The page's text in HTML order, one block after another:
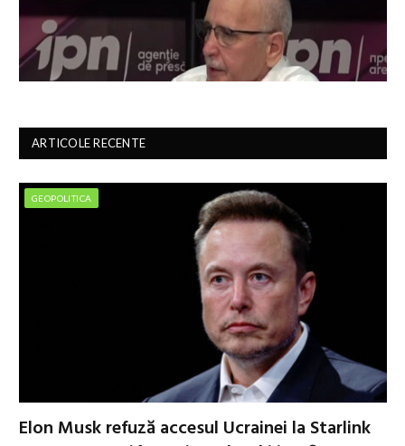
ARTICOLE RECENTE
GEOPOLITICA
Elon Musk refuză accesul Ucrainei la Starlink